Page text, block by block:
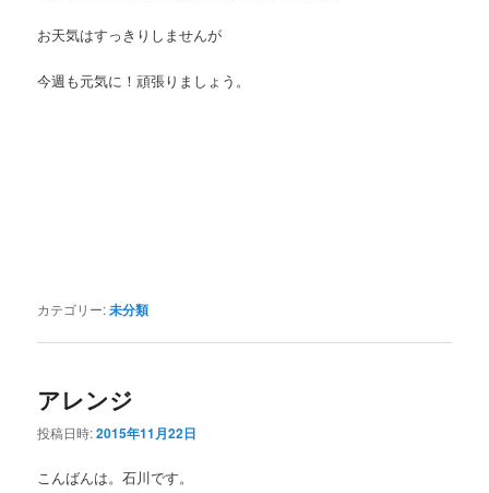
お天気はすっきりしませんが
今週も元気に！頑張りましょう。
カテゴリー:未分類
アレンジ
投稿日時:2015年11月22日
こんばんは。石川です。